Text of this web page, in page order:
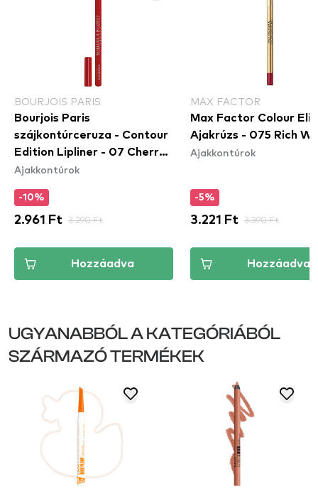
BOURJOIS PARIS
Bourjois Paris
szájkontúrceruza - Contour
Edition Lipliner - 07 Cherry
Boom Boom
Ajakkontúrok
-10%
2.961 Ft 3.290 Ft
Hozzáadva
MAX FACTOR
Max Factor Colour
Ajakrúzs - 075 Rich
Ajakkontúrok
-5%
3.221 Ft 3.390 Ft
Hozzáadva
UGYANABBÓL A KATEGÓRIÁBÓL
SZÁRMAZÓ TERMÉKEK